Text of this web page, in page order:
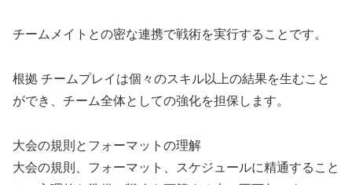
チームメイトとの密な連携で戦術を実行することです。
根拠 チームプレイは個々のスキル以上の結果を生むこと
ができ、チーム全体としての強化を担保します。
大会の規則とフォーマットの理解
大会の規則、フォーマット、スケジュールに精通すること